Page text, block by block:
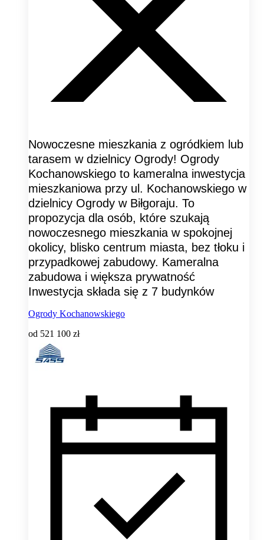
Nowoczesne mieszkania z ogródkiem lub
tarasem w dzielnicy Ogrody! Ogrody
Kochanowskiego to kameralna inwestycja
mieszkaniowa przy ul. Kochanowskiego w
dzielnicy Ogrody w Biłgoraju. To
propozycja dla osób, które szukają
nowoczesnego mieszkania w spokojnej
okolicy, blisko centrum miasta, bez tłoku i
przypadkowej zabudowy. Kameralna
zabudowa i większa prywatność
Inwestycja składa się z 7 budynków
Ogrody Kochanowskiego
od 521 100 zł